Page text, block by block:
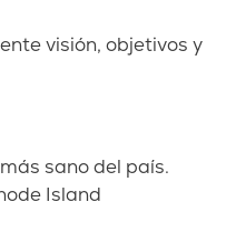
visión, objetivos y
sano del país.
Island